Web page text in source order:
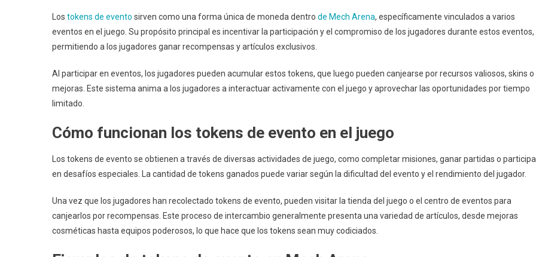
Los tokens de evento sirven como una forma única de moneda dentro de Mech Arena, específicamente vinculados a varios
eventos en el juego. Su propósito principal es incentivar la participación y el compromiso de los jugadores durante estos eventos,
permitiendo a los jugadores ganar recompensas y artículos exclusivos.
Al participar en eventos, los jugadores pueden acumular estos tokens, que luego pueden canjearse por recursos valiosos, skins o
mejoras. Este sistema anima a los jugadores a interactuar activamente con el juego y aprovechar las oportunidades por tiempo
limitado.
Cómo funcionan los tokens de evento en el juego
Los tokens de evento se obtienen a través de diversas actividades de juego, como completar misiones, ganar partidas o
en desafíos especiales. La cantidad de tokens ganados puede variar según la dificultad del evento y el rendimiento del jugador.
Una vez que los jugadores han recolectado tokens de evento, pueden visitar la tienda del juego o el centro de eventos para
canjearlos por recompensas. Este proceso de intercambio generalmente presenta una variedad de artículos, desde mejoras
cosméticas hasta equipos poderosos, lo que hace que los tokens sean muy codiciados.